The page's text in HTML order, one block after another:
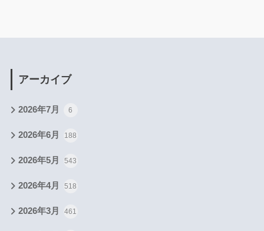
アーカイブ
2026年7月 6
2026年6月 188
2026年5月 543
2026年4月 518
2026年3月 461